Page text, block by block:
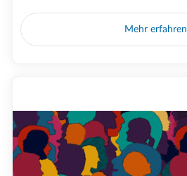
Mehr erfahren